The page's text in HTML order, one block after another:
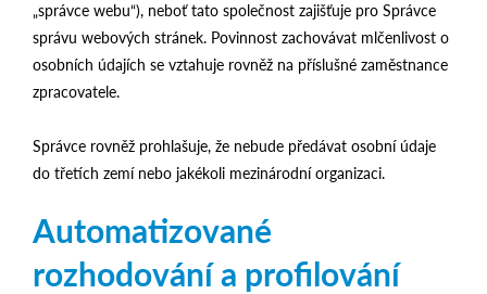
„správce webu“), neboť tato společnost zajišťuje pro Správce
správu webových stránek. Povinnost zachovávat mlčenlivost o
osobních údajích se vztahuje rovněž na příslušné zaměstnance
zpracovatele.
Správce rovněž prohlašuje, že nebude předávat osobní údaje
do třetích zemí nebo jakékoli mezinárodní organizaci.
Automatizované
rozhodování a profilování